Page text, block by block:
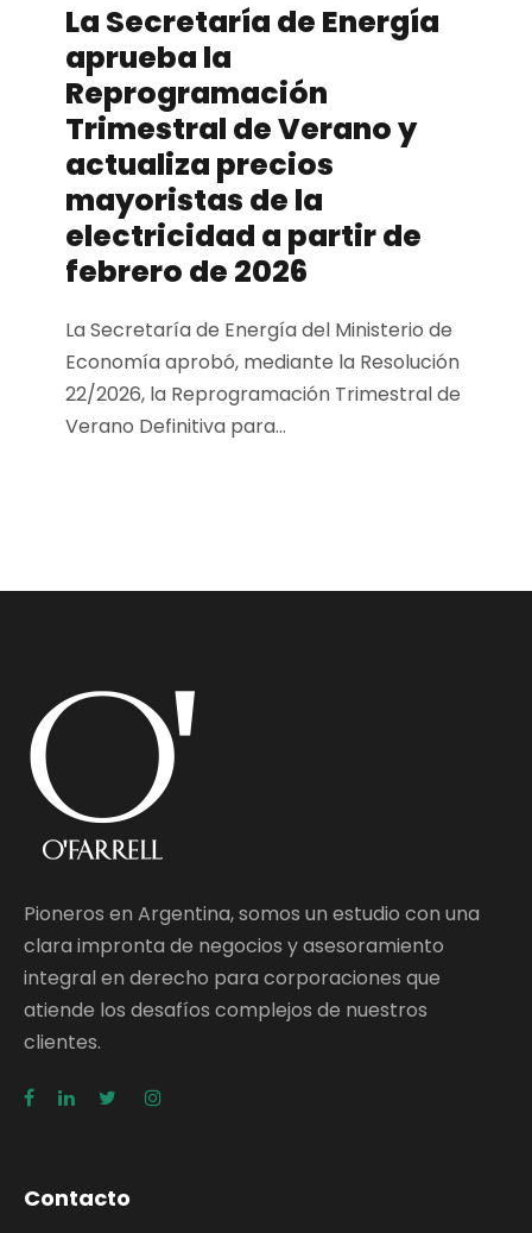
La Secretaría de Energía
aprueba la
Reprogramación
Trimestral de Verano y
actualiza precios
mayoristas de la
electricidad a partir de
febrero de 2026
La Secretaría de Energía del Ministerio de
Economía aprobó, mediante la Resolución
22/2026, la Reprogramación Trimestral de
Verano Definitiva para...
Pioneros en Argentina, somos un estudio con una
clara impronta de negocios y asesoramiento
integral en derecho para corporaciones que
atiende los desafíos complejos de nuestros
clientes.
Contacto